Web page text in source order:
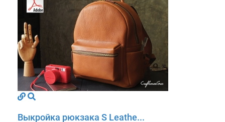
Выкройка рюкзака S Leathe...